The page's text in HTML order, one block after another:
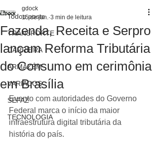
Todos posts
TRANSPORTE
CARREIRA
ARMAZÉM
VARIADOS
SEFAZ
TECNOLOGIA
Fazenda, Receita e Serpro
lançam Reforma Tributária
do Consumo em cerimônia
em Brasília
gdock
15 de jan. 3 min de leitura
Evento com autoridades do Governo
Federal marca o início da maior
infraestrutura digital tributária da
história do país.